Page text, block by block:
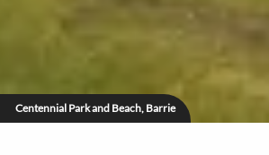
Centennial Park and Beach, Barrie